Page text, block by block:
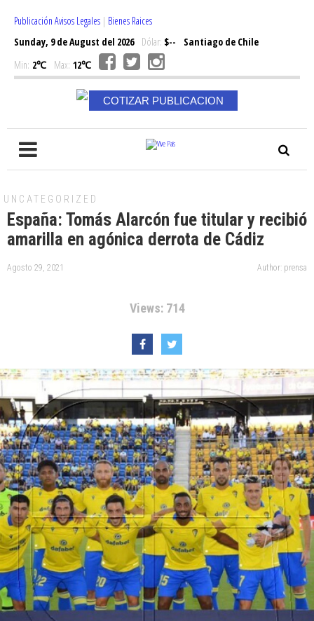
Publicación Avisos Legales | Bienes Raices
Sunday, 9 de August del 2026Dólar: $--
Santiago de Chile
Min: 2℃ Max: 12℃
COTIZAR PUBLICACION
UNCATEGORIZED
España: Tomás Alarcón fue titular y recibió
amarilla en agónica derrota de Cádiz
Agosto 29, 2021 Author: prensa
Views: 714